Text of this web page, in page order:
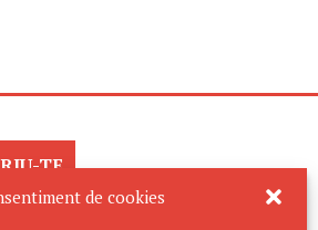
de cookies
TE